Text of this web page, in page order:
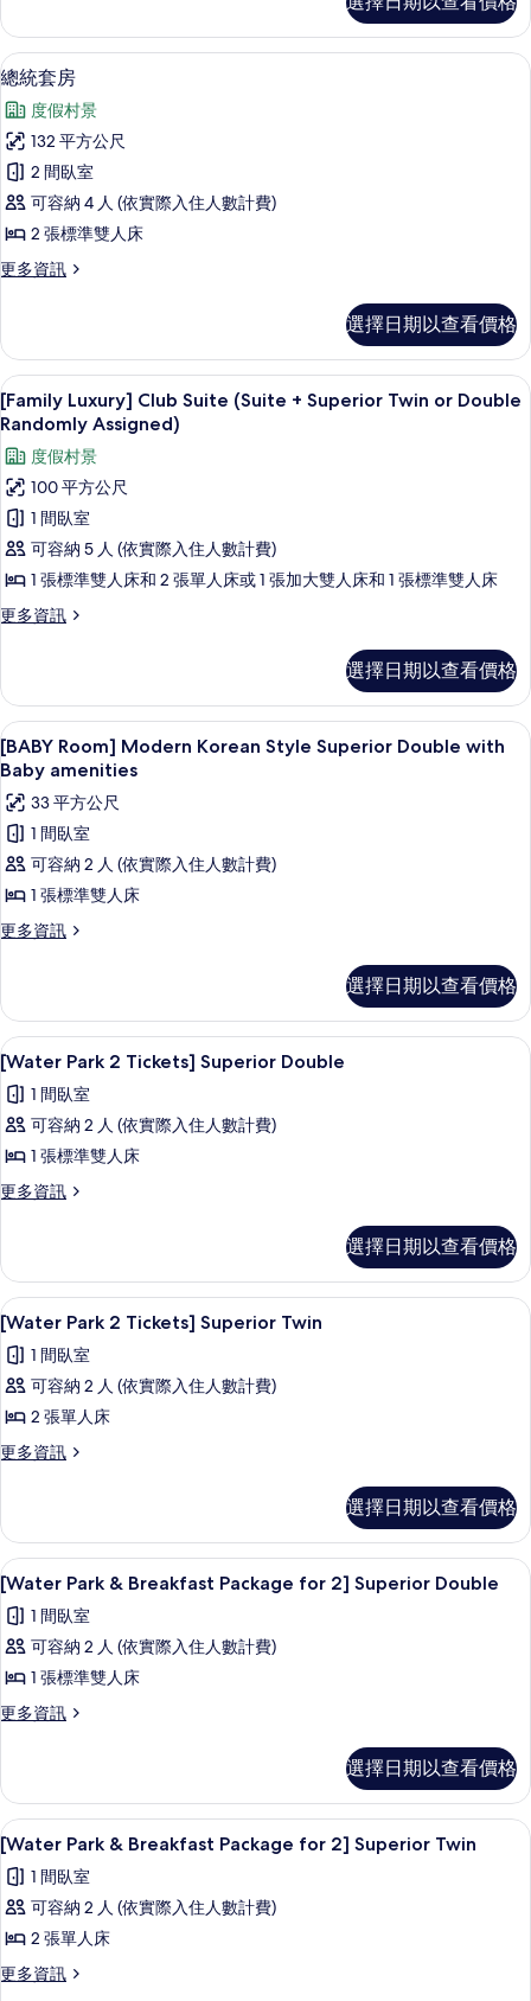
片
(Party)
的
詳
顯
示
總
統
套
房
的
所
相
片
總統套房 | 羽絨被、客房內保險箱、
9
總統套房
度假村景
132 平方公尺
2 間臥室
可容納 4 人 (依實際入住人數計費)
2 張標準雙人床
更多資訊
更
套
房
的
詳
選擇日期以查看價格
顯
示
[Family
Luxury]
Club
Suite
(Suite
+
Superior
Double
Randomly
Assigned)
的
所
有
相
片
羽絨被、客房內保險箱、筆電工作空
10
[Family Luxury] Club Suite (Suite + Superior Twin or Double
Randomly Assigned)
度假村景
100 平方公尺
1 間臥室
可容納 5 人 (依實際入住人數計費)
1 張標準雙人床和 2 張單人床或 1 張加大雙人床和 1 張標準雙人床
更多資訊
更
Club
Suite
(Suite
+
Superior
Twin
or
Double
Randomly
Assigned)
詳
選擇日期以查看價格
顯
示
[BABY
Room]
Modern
Korean
Style
Superior
Baby
amenities
的
所
有
相
片
[BABY Room] Modern Korean Style
7
[BABY Room] Modern Korean Style Superior Double with
Baby amenities
33 平方公尺
1 間臥室
可容納 2 人 (依實際入住人數計費)
1 張標準雙人床
更多資訊
更
Modern
Korean
Style
Superior
Double
with
amenities
的
詳
選擇日期以查看價格
顯
示
[Water
Park
2
Tickets]
的
所
有
相
片
羽絨被、客房內保險箱、筆電工作空
9
[Water Park 2 Tickets] Superior Double
1 間臥室
可容納 2 人 (依實際入住人數計費)
1 張標準雙人床
更多資訊
更
2
Tickets]
Superior
Double
的
詳
選擇日期以查看價格
顯
示
[Water
Park
2
Tickets]
的
所
有
相
片
羽絨被、客房內保險箱、筆電工作空
8
[Water Park 2 Tickets] Superior Twin
1 間臥室
可容納 2 人 (依實際入住人數計費)
2 張單人床
更多資訊
更
2
Tickets]
Superior
Twin
的
詳
選擇日期以查看價格
顯
示
[Water
Park
&
Breakfast
2]
Superior
Double
的
所
有
相
羽絨被、客房內保險箱、筆電工作空
9
[Water Park & Breakfast Package for 2] Superior Double
1 間臥室
可容納 2 人 (依實際入住人數計費)
1 張標準雙人床
更多資訊
更
&
Breakfast
Package
for
2]
Superior
的
詳
情
選擇日期以查看價格
顯
示
[Water
Park
&
Breakfast
羽絨被、客房內保險箱、筆電工作空
8
[Water Park & Breakfast Package for 2] Superior Twin
1 間臥室
可容納 2 人 (依實際入住人數計費)
2 張單人床
更多資訊
更